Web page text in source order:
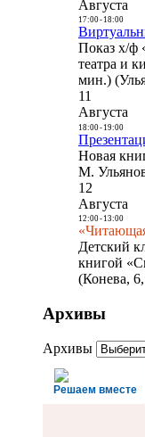
Августа
17:00- 18:00
Показ х/ф
театра и
мин.)
11
Августа
18:00- 19:00
Новая
М.
12
Августа
12:00- 13:00
Детский
книгой
(Конева,
Архивы
Архивы
Решаем вместе